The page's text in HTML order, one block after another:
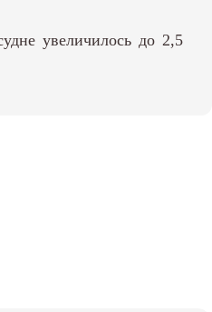
увеличилось до 2,5